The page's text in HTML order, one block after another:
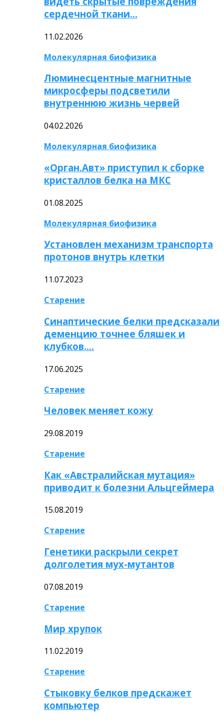
сердечной ткани…
11.02.2026
Молекулярная биофизика
Люминесцентные магнитные
микросферы подсветили
внутреннюю жизнь червей
04.02.2026
Молекулярная биофизика
«Орган.Авт» приступил к сборке
кристаллов белка на МКС
01.08.2025
Молекулярная биофизика
Установлен механизм транспорта
протонов внутрь клетки
11.07.2023
Старение
Синаптические белки предсказали
деменцию точнее бляшек и
клубков….
17.06.2025
Старение
Человек меняет кожу
29.08.2019
Старение
Как «Австралийская мутация»
приводит к болезни Альцгеймера
15.08.2019
Старение
Генетики раскрыли секрет
долголетия мух-мутантов
07.08.2019
Старение
Мир хрупок
11.02.2019
Старение
Стыковку белков предскажет
компьютер